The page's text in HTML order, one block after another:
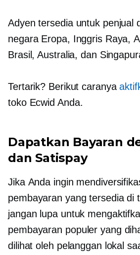
Adyen tersedia untuk penjual
negara Eropa, Inggris Raya,
Brasil, Australia, dan
Tertarik? Berikut caranya
toko Ecwid Anda.
Dapatkan Bayaran
dan Satispay
Jika Anda ingin
pembayaran yang tersedia di
jangan lupa untuk
pembayaran populer yang
dilihat oleh pelanggan lokal